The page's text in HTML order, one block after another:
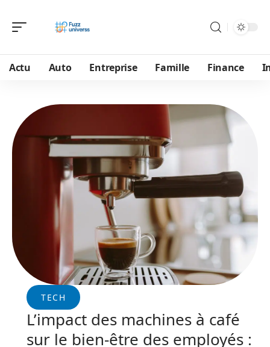
Actu Auto Entreprise Famille Finance
TECH
L’impact des machines à café
sur le bien-être des employés :